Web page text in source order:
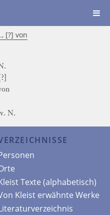
[?] von
[?]
N.
Texte (alphabetisch)
Kleist erwähnte Werke